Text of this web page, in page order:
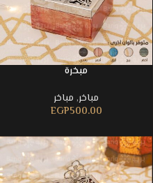
مبخرة
مباخر, مباخر
EGP500.00